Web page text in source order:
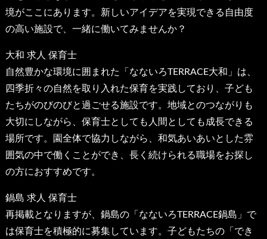
境がここにあります。新しいアイデアを実現できる自由度
の高い施設で、一緒に働いてみませんか？
大和 求人 保育士
自然豊かな環境に囲まれた「なないろTERRACE大和」は、
四季折々の自然を取り入れた保育を実践しており、子ども
たちがのびのびと過ごせる施設です。地域とのつながりも
大切にしながら、保育士としても人間としても成長できる
場所です。園全体で協力しながら、和気あいあいとした雰
囲気の中で働くことができ、長く続けられる職場をお探し
の方におすすめです。
鍋島 求人 保育士
再掲載となりますが、鍋島の「なないろTERRACE鍋島」で
は保育士を積極的に募集しています。子どもたちの「でき